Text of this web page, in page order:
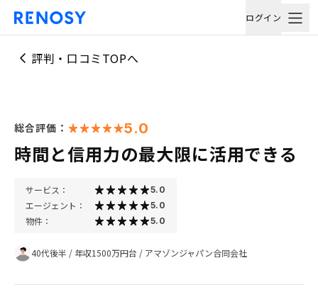
ログイン
評判・口コミTOPへ
総合評価： 5.0
時間と信用力の最大限に活用できる
サービス： 5.0
エージェント： 5.0
物件： 5.0
40代後半 / 年収1500万円台 / アマゾンジャパン合同会社